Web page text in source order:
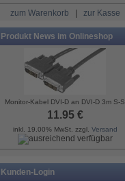
zum Warenkorb
zur Kasse
Produkt News im Onlineshop
Monitor-Kabel DVI-D an DVI-D 3m S-S
11.95 €
inkl. 19.00% MwSt. zzgl. Versand
Kunden-Login